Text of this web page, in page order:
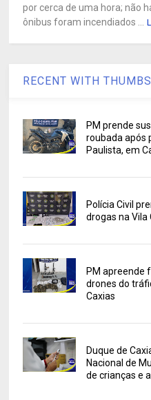
por cerca de uma hora; não
ônibus foram incendiados ...
RECENT WITH THUMBS
PM prende
roubada após
Paulista, em
Polícia Civil
drogas na Vila
PM apreende
drones do
Caxias
Duque de
Nacional de
de crianças e